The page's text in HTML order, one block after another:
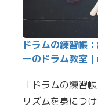
ドラムの練習帳
ーのドラム教室
「ドラムの練習
リズムを身につ